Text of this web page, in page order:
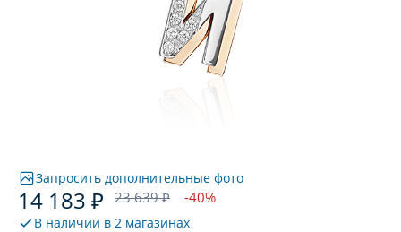
Запросить дополнительные фото
14 183 ₽ 23 639 ₽ -40%
В наличии в 2 магазинах